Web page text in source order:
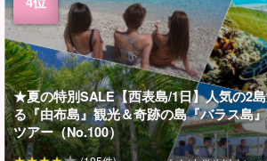
★夏の特別SALE【西表島/1日】人気の2
る『由布島』観光＆奇跡の島『バラス島
ツアー（No.100）